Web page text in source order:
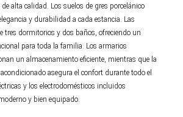
alta calidad. Los suelos de gres porcelánico
y durabilidad a cada estancia. Las
tres dormitorios y dos baños, ofreciendo un
para toda la familia. Los armarios
un almacenamiento eficiente, mientras que la
asegura el confort durante todo el
y los electrodomésticos incluidos
y bien equipado.